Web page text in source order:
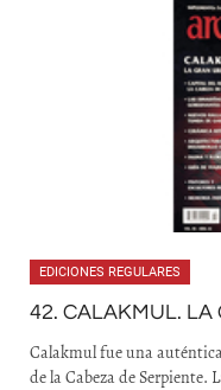
EDICIONES REGULARES
42. CALAKMUL. LA
Calakmul fue una
de la Cabeza de Serpiente.